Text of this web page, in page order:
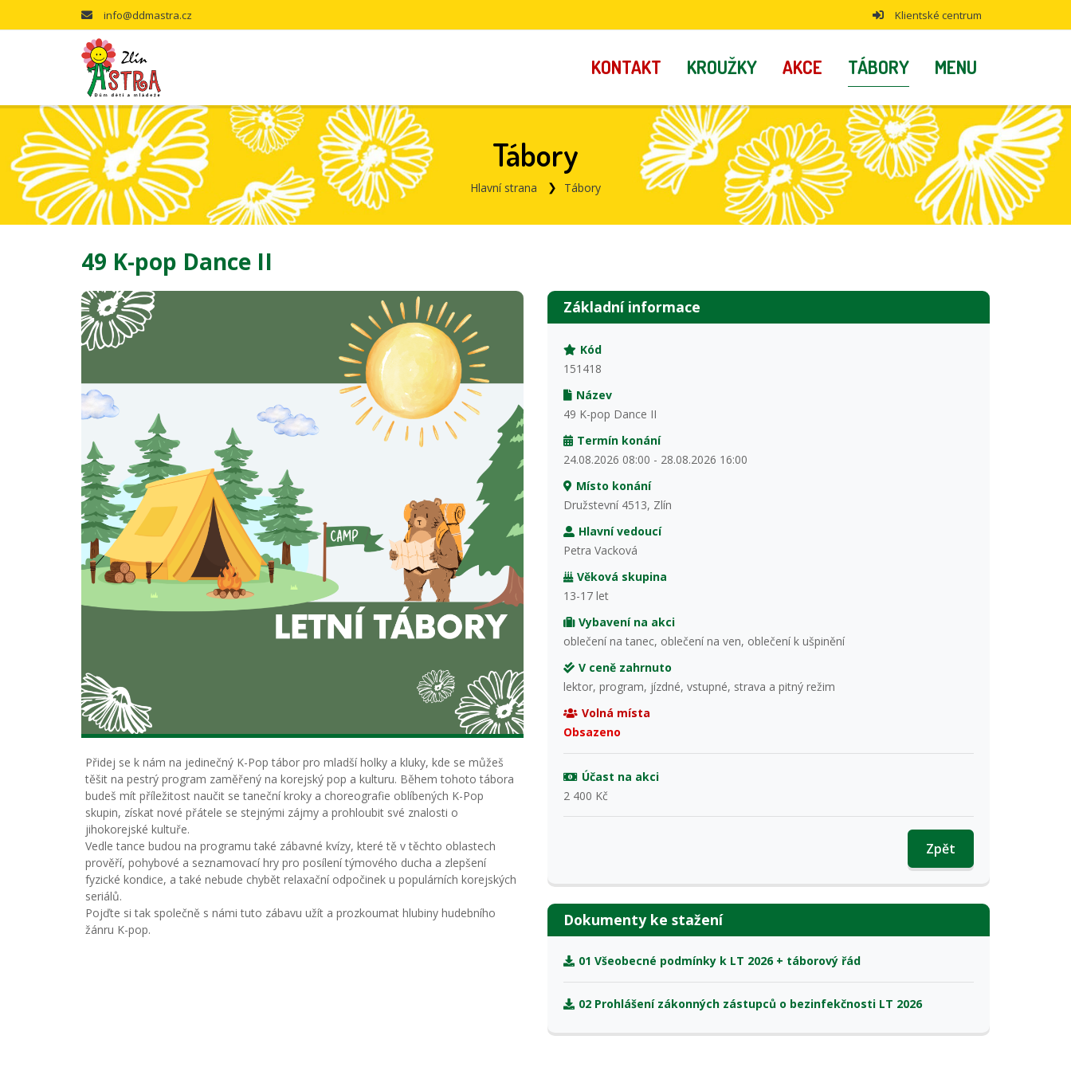
info@ddmastra.cz Klientské centrum
KONTAKT KROUŽKY AKCE TÁBORY MENU
Tábory
Hlavní strana Tábory
49 K-pop Dance II
Přidej se k nám na jedinečný K-Pop tábor pro mladší holky a kluky, kde se můžeš
těšit na pestrý program zaměřený na korejský pop a kulturu. Během tohoto tábora
budeš mít příležitost naučit se taneční kroky a choreografie oblíbených K-Pop
skupin, získat nové přátele se stejnými zájmy a prohloubit své znalosti o
jihokorejské kultuře.
Vedle tance budou na programu také zábavné kvízy, které tě v těchto oblastech
prověří, pohybové a seznamovací hry pro posílení týmového ducha a zlepšení
fyzické kondice, a také nebude chybět relaxační odpočinek u populárních korejských
seriálů.
Pojďte si tak společně s námi tuto zábavu užít a prozkoumat hlubiny hudebního
žánru K-pop.
Základní informace
Kód
151418
Název
49 K-pop Dance II
Termín konání
24.08.2026 08:00 - 28.08.2026 16:00
Místo konání
Družstevní 4513, Zlín
Hlavní vedoucí
Petra Vacková
Věková skupina
13-17 let
Vybavení na akci
oblečení na tanec, oblečení na ven, oblečení k ušpinění
V ceně zahrnuto
lektor, program, jízdné, vstupné, strava a pitný režim
Volná místa
Obsazeno
Účast na akci
2 400 Kč
Zpět
Dokumenty ke stažení
01 Všeobecné podmínky k LT 2026 + táborový řád
02 Prohlášení zákonných zástupců o bezinfekčnosti LT 2026